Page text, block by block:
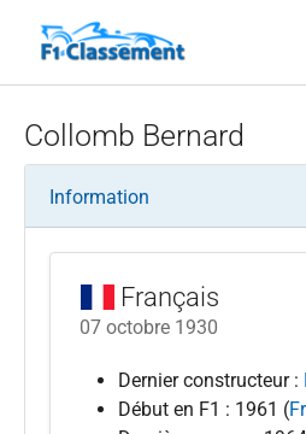
Collomb Bernard
Information
Français
07 octobre 1930
Dernier constructeur :
Début en F1 : 1961 (